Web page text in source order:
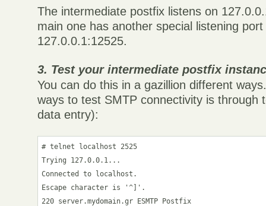
The intermediate postfix listens on
main one has another special listening port
127.0.0.1:12525.
3. Test your intermediate postfix
You can do this in a gazillion different
ways to test SMTP connectivity is
data entry):
# telnet localhost 2525
Trying 127.0.0.1...
Connected to localhost.
Escape character is '^]'.
220 server.mydomain.gr ESMTP Postfix